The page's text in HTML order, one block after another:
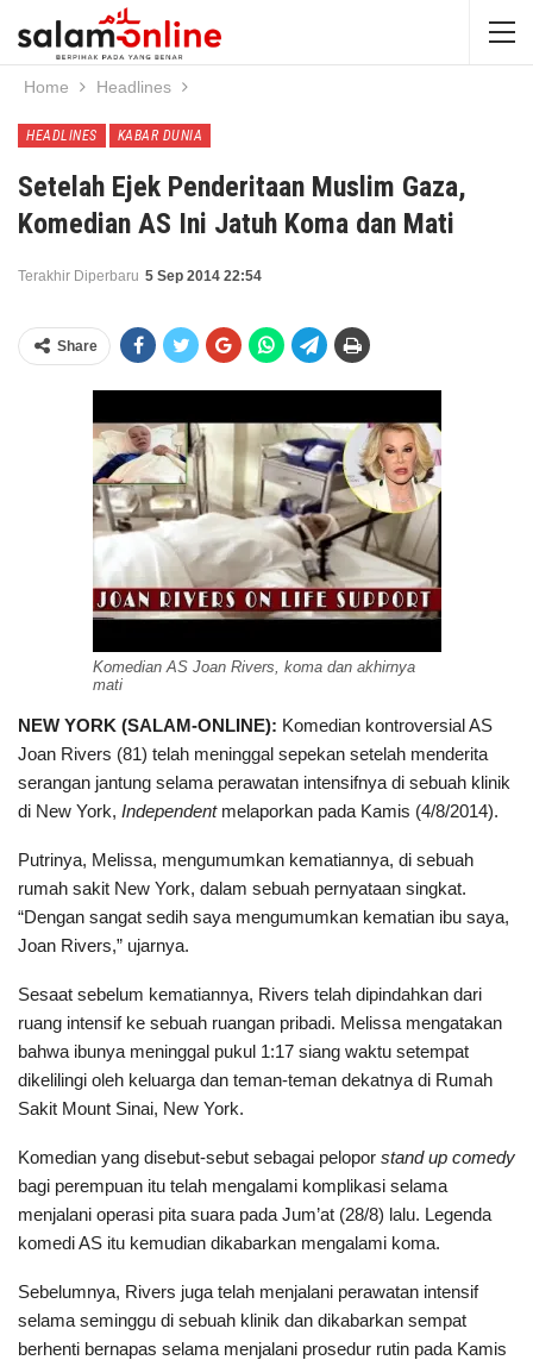
Home Headlines
HEADLINES KABAR DUNIA
Setelah Ejek Penderitaan Muslim Gaza,
Komedian AS Ini Jatuh Koma dan Mati
Terakhir Diperbaru 5 Sep 2014 22:54
Share
Komedian AS Joan Rivers, koma dan akhirnya
mati
NEW YORK (SALAM-ONLINE): Komedian kontroversial AS
Joan Rivers (81) telah meninggal sepekan setelah menderita
serangan jantung selama perawatan intensifnya di sebuah klinik
di New York, Independentmelaporkan pada Kamis (4/8/2014).
Putrinya, Melissa, mengumumkan kematiannya, di sebuah
rumah sakit New York, dalam sebuah pernyataan singkat.
“Dengan sangat sedih saya mengumumkan kematian ibu saya,
Joan Rivers,” ujarnya.
Sesaat sebelum kematiannya, Rivers telah dipindahkan dari
ruang intensif ke sebuah ruangan pribadi. Melissa mengatakan
bahwa ibunya meninggal pukul 1:17 siang waktu setempat
dikelilingi oleh keluarga dan teman-teman dekatnya di Rumah
Sakit Mount Sinai, New York.
Komedian yang disebut-sebut sebagai pelopor stand up comedy
bagi perempuan itu telah mengalami komplikasi selama
menjalani operasi pita suara pada Jum’at (28/8) lalu. Legenda
komedi AS itu kemudian dikabarkan mengalami koma.
Sebelumnya, Rivers juga telah menjalani perawatan intensif
selama seminggu di sebuah klinik dan dikabarkan sempat
berhenti bernapas selama menjalani prosedur rutin pada Kamis